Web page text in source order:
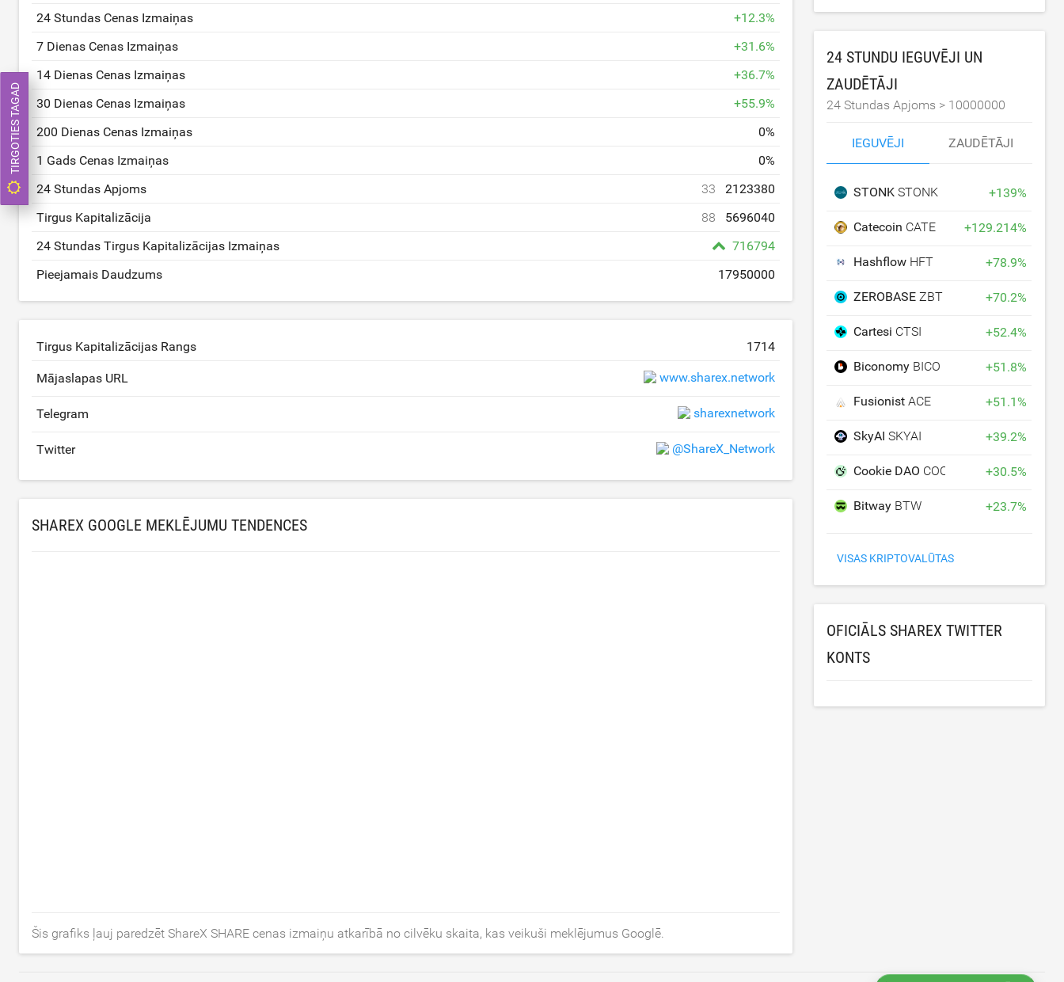
24 Stundas Cenas Izmaiņas
+12.3%
7 Dienas Cenas Izmaiņas
+31.6%
14 Dienas Cenas Izmaiņas
+36.7%
30 Dienas Cenas Izmaiņas
+55.9%
200 Dienas Cenas Izmaiņas
0%
1 Gads Cenas Izmaiņas
0%
24 Stundas Apjoms
33
2123380
Tirgus Kapitalizācija
88
5696040
24 Stundas Tirgus Kapitalizācijas Izmaiņas
716794
Pieejamais Daudzums
17950000
Tirgus Kapitalizācijas Rangs 1714
Mājaslapas URL www.sharex.network
Telegram sharexnetwork
Twitter @ShareX_Network
SHAREX GOOGLE MEKLĒJUMU TENDENCES
Šis grafiks ļauj paredzēt ShareX SHARE cenas izmaiņu atkarībā no cilvēku skaita, kas veikuši meklējumus Googlē.
24 STUNDU IEGUVĒJI UN
ZAUDĒTĀJI
24 Stundas Apjoms > 10000000
IEGUVĒJI ZAUDĒTĀJI
STONKSTONK +139%
Catecoin CATE +129.214%
Hashflow HFT +78.9%
ZEROBASEZBT +70.2%
Cartesi CTSI +52.4%
Biconomy BICO +51.8%
FusionistACE +51.1%
SkyAISKYAI +39.2%
Cookie DAO COOKIE +30.5%
Bitway BTW +23.7%
VISAS KRIPTOVALŪTAS
OFICIĀLS SHAREX TWITTER
KONTS
TIRGOTIES TAGAD